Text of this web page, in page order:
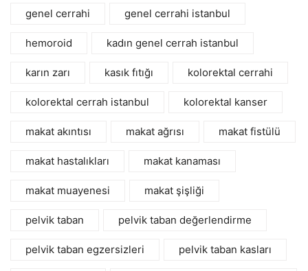
genel cerrahi genel cerrahi istanbul
hemoroid kadın genel cerrah istanbul
karın zarı kasık fıtığı kolorektal cerrahi
kolorektal cerrah istanbul kolorektal kanser
makat akıntısı makat ağrısı makat fistülü
makat hastalıkları makat kanaması
makat muayenesi makat şişliği
pelvik taban pelvik taban değerlendirme
pelvik taban egzersizleri pelvik taban kasları